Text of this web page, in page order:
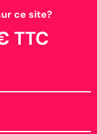
ce site?
TTC